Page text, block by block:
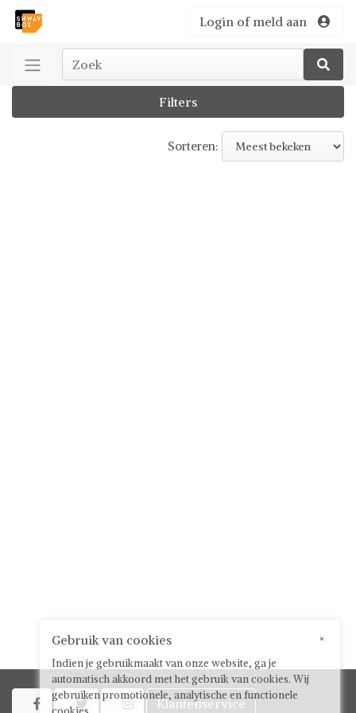
Login of meld aan
Filters
Sorteren:
   Klantenservice
×
Gebruik van cookies
Indien je gebruikmaakt van onze website, ga je
automatisch akkoord met het gebruik van cookies. Wij
gebruiken promotionele, analytische en functionele